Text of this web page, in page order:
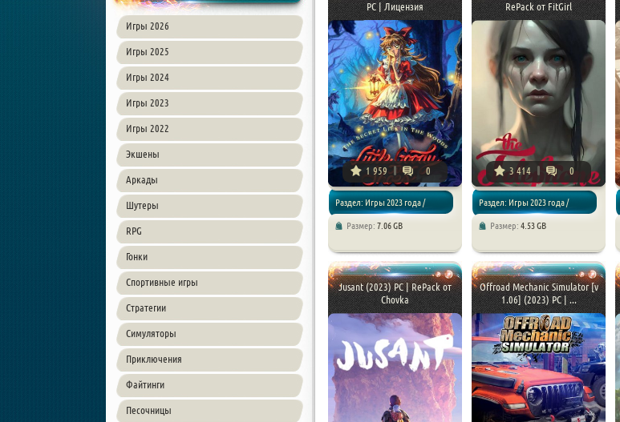
Игры 2026
Игры 2025
Игры 2024
Игры 2023
Игры 2022
Экшены
Аркады
Шутеры
RPG
Гонки
Спортивные игры
Стратегии
Симуляторы
Приключения
Файтинги
Песочницы
PC | Лицензия
1 959 0
Раздел: Игры 2023 года /
Размер: 7.06 GB
RePack от FitGirl
3 414 0
Раздел: Игры 2023 года /
Размер: 4.53 GB
Jusant (2023) PC | RePack от
Chovka
Offroad Mechanic Simulator [v
1.06] (2023) PC | ...